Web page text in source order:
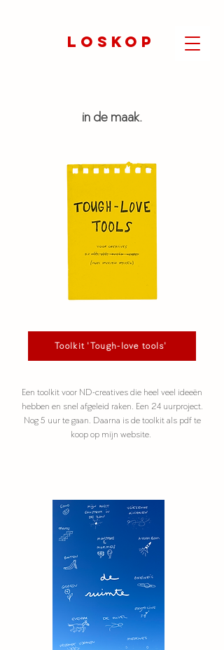
LOSKOP
in de maak.
Toolkit 'Tough-love tools'
Een toolkit voor ND-creatives die heel veel ideeën
hebben en snel afgeleid raken. Een 24 uurproject.
Nog 5 uur te gaan. Daarna is de toolkit als pdf te
koop op mijn website.